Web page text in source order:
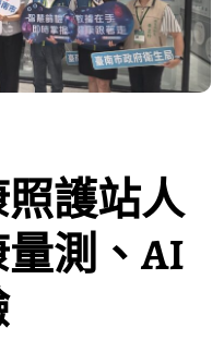
護站人
測、AI